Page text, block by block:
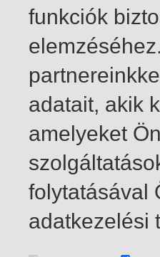
1-2 / összesen 2 találat
funkciók
adatait, akik
amelyeket
folytatásával
adatkezelési